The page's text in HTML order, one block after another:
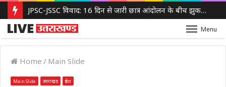
JPSC-JSSC विवाद: 16 दिन से जारी छात्र आंदोलन के बीच झुकती दिखी झारखंड सरकार, 14वीं JPSC PT रद्द करने पर विचार
Menu
Home / Main Slide
Main Slide उत्तराखंड प्रदेश